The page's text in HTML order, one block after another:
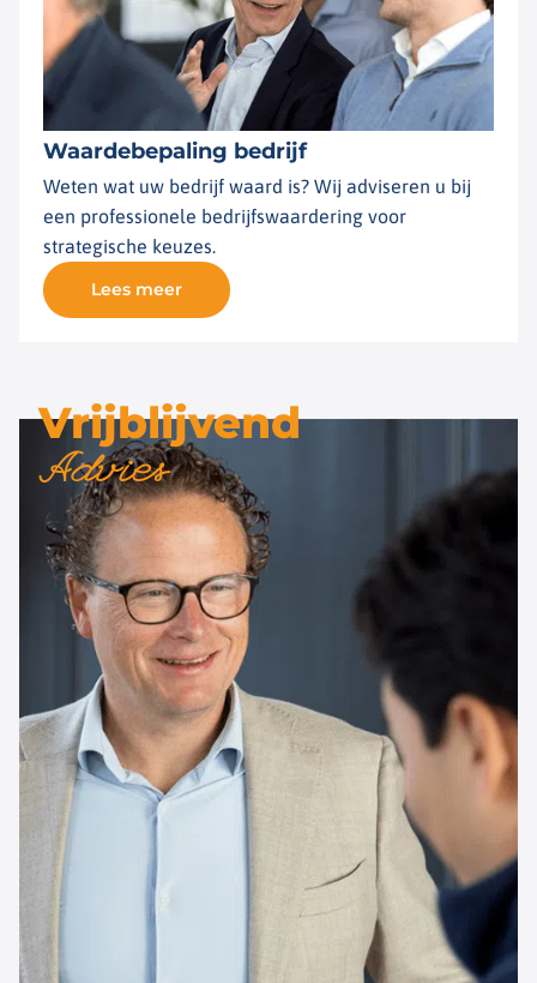
Waardebepaling bedrijf
Weten wat uw bedrijf waard is? Wij adviseren u bij
een professionele bedrijfswaardering voor
strategische keuzes.
Lees meer
Vrijblijvend
Advies